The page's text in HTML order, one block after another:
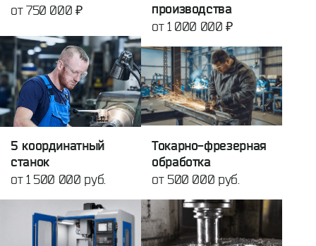
от 750 000 ₽
производства
от 1 000 000 ₽
5 координатный
станок
от 1 500 000 руб.
Токарно-фрезерная
обработка
от 500 000 руб.